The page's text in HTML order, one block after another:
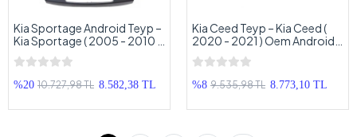
Kia Sportage Android Teyp –
Kia Sportage ( 2005 - 2010 )
Oem Android Multimedya –
Kia Sportage Android
Double Teyp
%20 10.727,98 TL 8.582,38 TL
Kia Ceed Teyp – Kia Ceed (
2020 - 2021 ) Oem Android
Multimedya – Kia Ceed
Android Double Teyp
%8 9.535,98 TL 8.773,10 TL